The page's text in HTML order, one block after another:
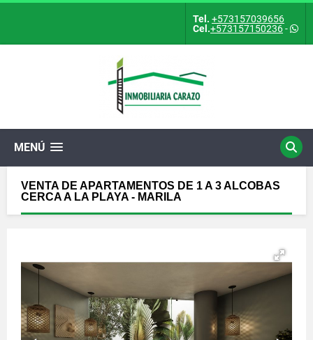
Tel. +573157039656
Cel.+573157150236-
MENÚ
VENTA DE APARTAMENTOS DE 1 A 3 ALCOBAS
CERCA A LA PLAYA - MARILA